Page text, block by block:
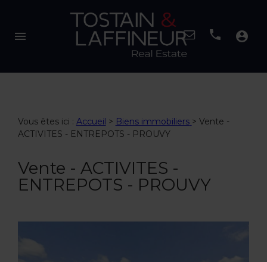
menu account_circle
Vous êtes ici : Accueil > Biens immobiliers > Vente -
ACTIVITES - ENTREPOTS - PROUVY
Vente - ACTIVITES -
ENTREPOTS - PROUVY